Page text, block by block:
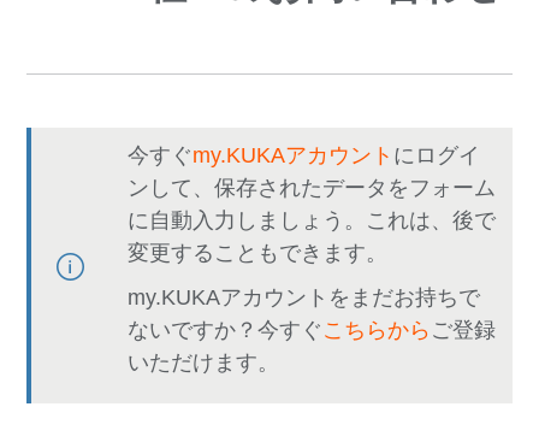
今すぐmy.KUKAアカウント にログイ
ンして、保存されたデータをフォーム
に自動入力しましょう。これは、後で
変更することもできます。
my.KUKAアカウントをまだお持ちで
ないですか？今すぐ こちらから ご登録
いただけます。